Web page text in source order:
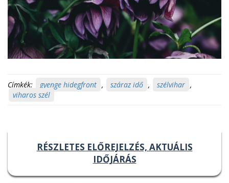
Címkék: gyenge hidegfront , száraz idő , szélvihar ,
viharos szél
RÉSZLETES ELŐREJELZÉS, AKTUÁLIS
IDŐJÁRÁS